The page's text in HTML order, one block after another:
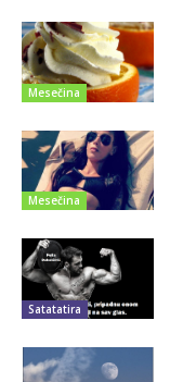
Mesečina
Mesečina
Satatatira